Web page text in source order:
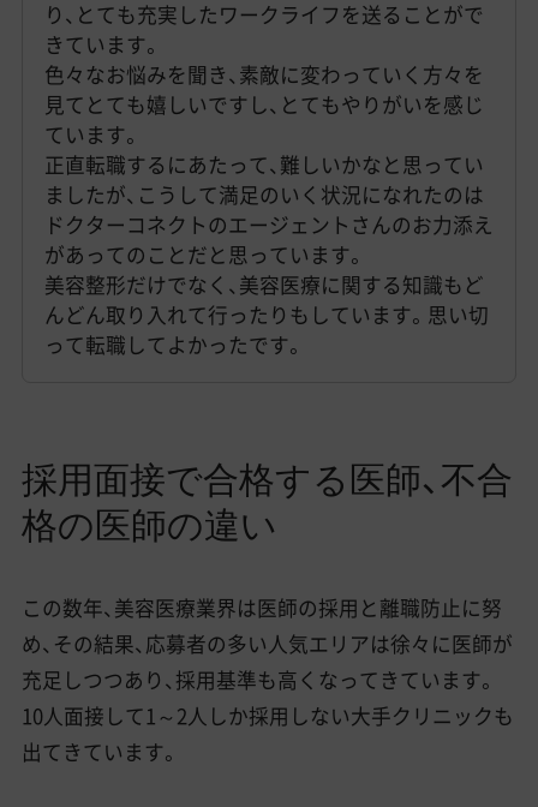
り、とても充実したワークライフを送ることがで
きています。
色々なお悩みを聞き、素敵に変わっていく方々を
見てとても嬉しいですし、とてもやりがいを感じ
ています。
正直転職するにあたって、難しいかなと思ってい
ましたが、こうして満足のいく状況になれたのは
ドクターコネクトのエージェントさんのお力添え
があってのことだと思っています。
美容整形だけでなく、美容医療に関する知識もど
んどん取り入れて行ったりもしています。思い切
って転職してよかったです。
採用面接で合格する医師、不合
格の医師の違い
この数年、美容医療業界は医師の採用と離職防止に努
め、その結果、応募者の多い人気エリアは徐々に医師が
充足しつつあり、採用基準も高くなってきています。
10人面接して1～2人しか採用しない大手クリニックも
出てきています。